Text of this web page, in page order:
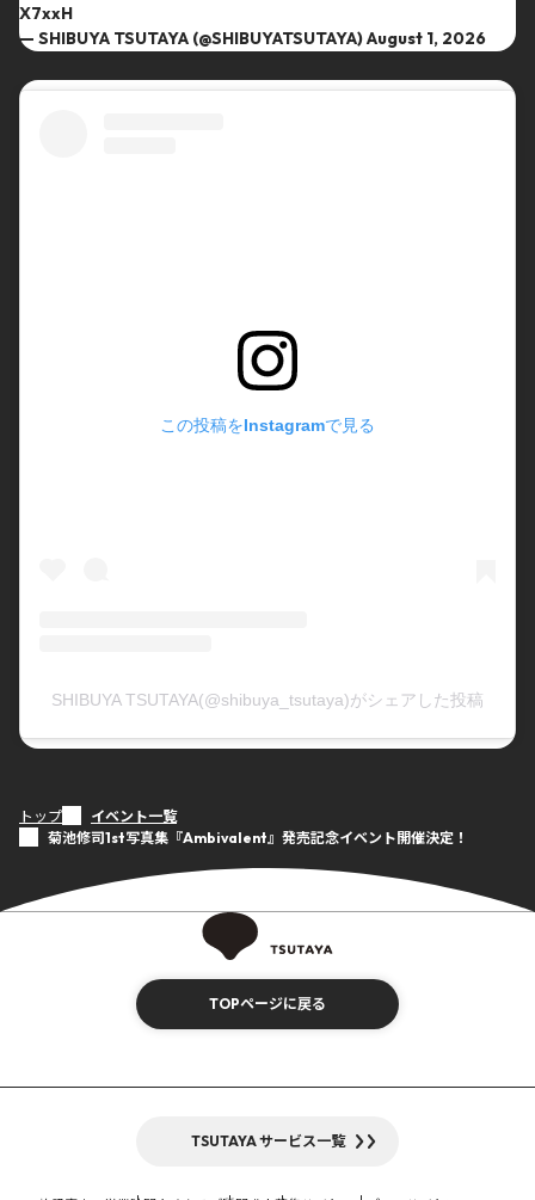
トップ
イベント一覧
菊池修司1st写真集『Ambivalent』発売記念イベント開催決定！
X7xxH
— SHIBUYA TSUTAYA (@SHIBUYATSUTAYA)August 1, 2026
この投稿をInstagramで見る
SHIBUYA TSUTAYA(@shibuya_tsutaya)がシェアした投稿
TOPページに戻る
TSUTAYA サービス一覧